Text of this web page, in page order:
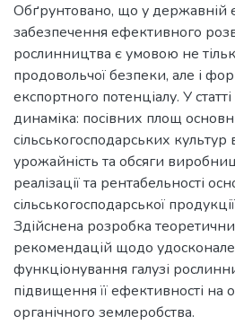
Обґрунтовано, що у державній
забезпечення ефективного
рослинництва є умовою не
продовольчої безпеки, але і
експортного потенціалу. У
динаміка: посівних площ
сільськогосподарських культур
урожайність та обсяги
реалізації та рентабельності
сільськогосподарської
Здійснена розробка
рекомендацій щодо
функціонування галузі
підвищення її ефективності на
органічного землеробства.